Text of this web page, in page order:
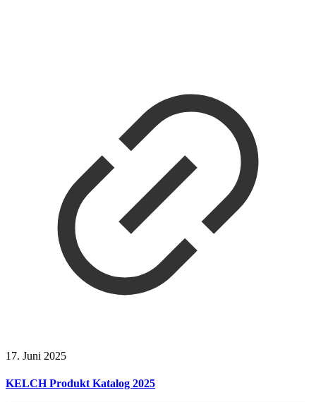
17. Juni 2025
KELCH Produkt Katalog 2025